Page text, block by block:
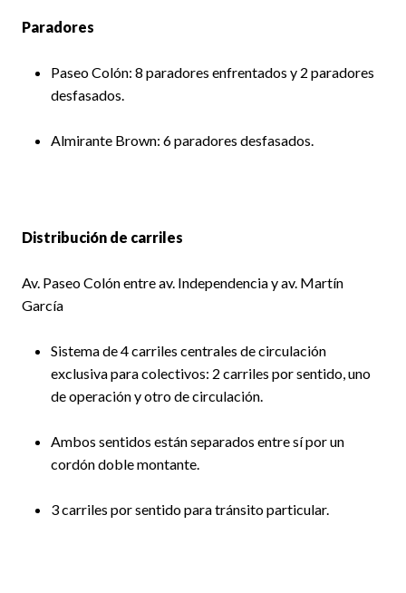
Paradores
Paseo Colón: 8 paradores enfrentados y 2 paradores
desfasados.
Almirante Brown: 6 paradores desfasados.
Distribución de carriles
Av. Paseo Colón entre av. Independencia y av. Martín
García
Sistema de 4 carriles centrales de circulación
exclusiva para colectivos: 2 carriles por sentido, uno
de operación y otro de circulación.
Ambos sentidos están separados entre sí por un
cordón doble montante.
3 carriles por sentido para tránsito particular.